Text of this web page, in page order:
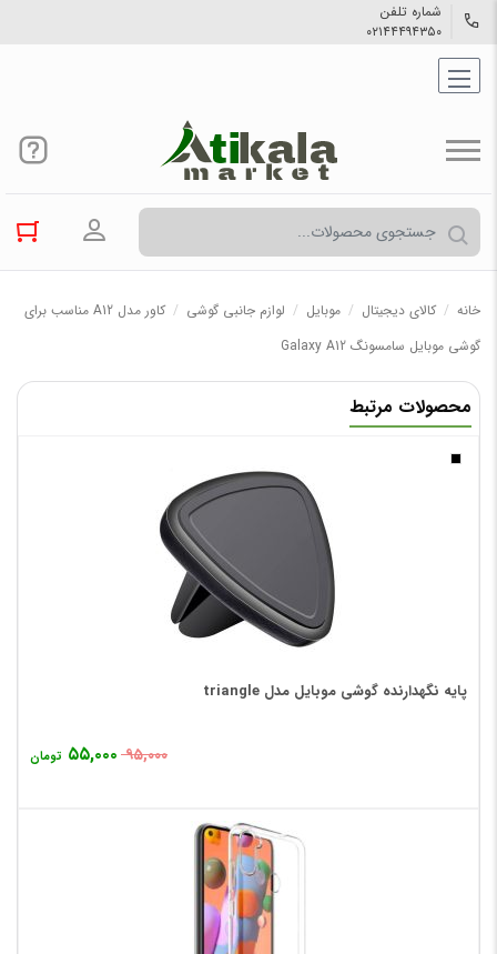
شماره تلفن
۰۲۱۴۴۴۹۴۳۵۰
ورود به
خانه / کالاي دیجیتال / موبایل / لوازم جانبی گوشی /
کاور مدل A12 مناسب برای
گوشی موبایل سامسونگ Galaxy A12
محصولات مرتبط
پایه نگهدارنده گوشی موبایل مدل triangle
۹۵,۰۰۰ ۵۵,۰۰۰ تومان